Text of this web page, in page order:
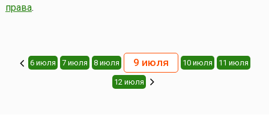
права.
6 июля 7 июля 8 июля 9 июля 10 июля 11 июля
12 июля